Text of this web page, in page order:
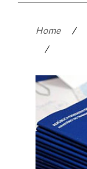
Home /
/